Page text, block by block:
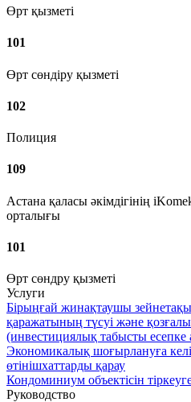
Өрт қызметі
101
Өрт сөндіру қызметі
102
Полиция
109
Астана қаласы әкімдігінің
орталығы
101
Өрт сөндру қызметі
Услуги
Бірыңғай жинақтаушы
қаражатының түсуі және
(инвестициялық табысты есепке
Экономикалық шоғырлануға
өтінішхаттарды қарау
Кондоминиум объектісін
Руководство